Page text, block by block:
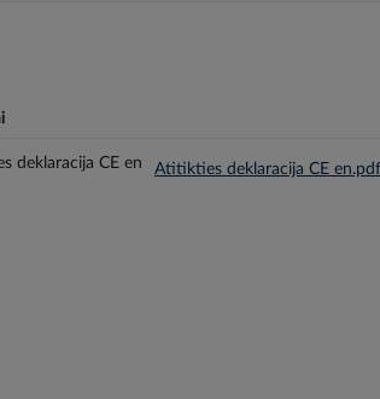
Atitikties deklaracija CE en.pdf